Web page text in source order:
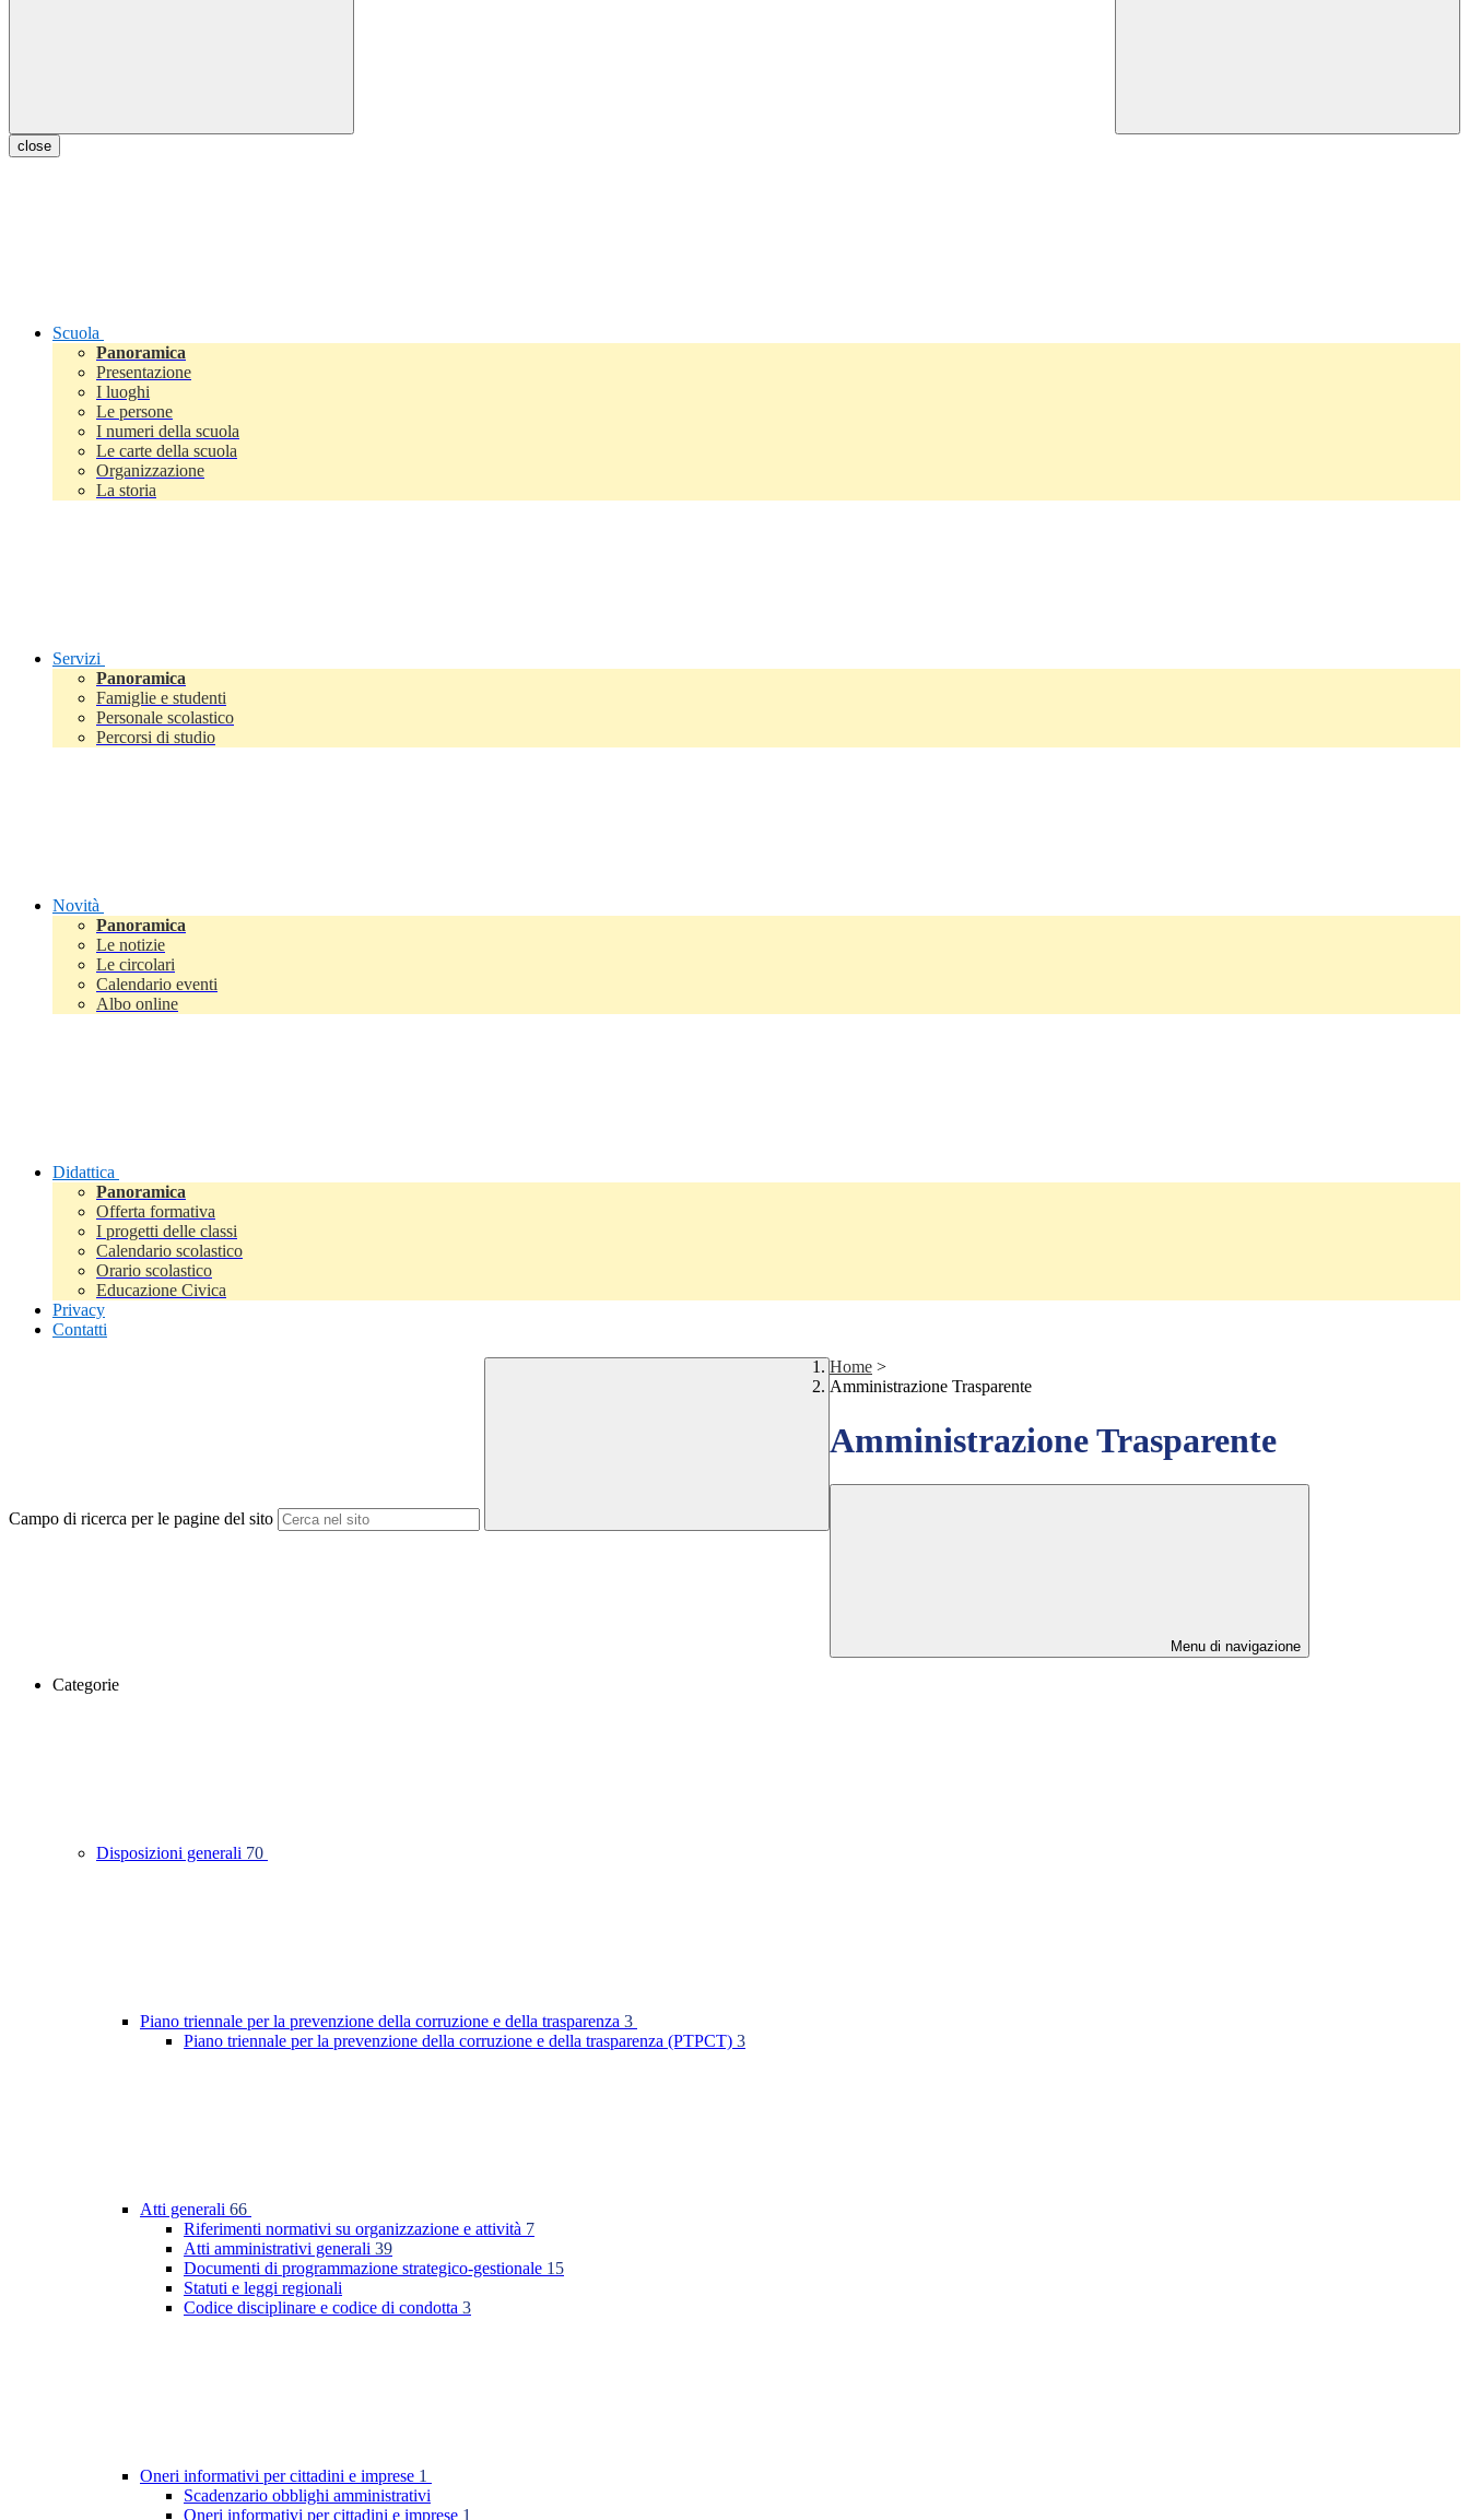
close
Scuola
Panoramica
Presentazione
I luoghi
Le persone
I numeri della scuola
Le carte della scuola
Organizzazione
La storia
Servizi
Panoramica
Famiglie e studenti
Personale scolastico
Percorsi di studio
Novità
Panoramica
Le notizie
Le circolari
Calendario eventi
Albo online
Didattica
Panoramica
Offerta formativa
I progetti delle classi
Calendario scolastico
Orario scolastico
Educazione Civica
Privacy
Contatti
Campo di ricerca per le pagine del sito
Home >
Amministrazione Trasparente
Amministrazione Trasparente
Menu di navigazione
Categorie
Disposizioni generali 70
Piano triennale per la prevenzione della corruzione e della trasparenza 3
Piano triennale per la prevenzione della corruzione e della trasparenza (PTPCT) 3
Atti generali 66
Riferimenti normativi su organizzazione e attività 7
Atti amministrativi generali 39
Documenti di programmazione strategico-gestionale 15
Statuti e leggi regionali
Codice disciplinare e codice di condotta 3
Oneri informativi per cittadini e imprese 1
Scadenzario obblighi amministrativi
Oneri informativi per cittadini e imprese 1